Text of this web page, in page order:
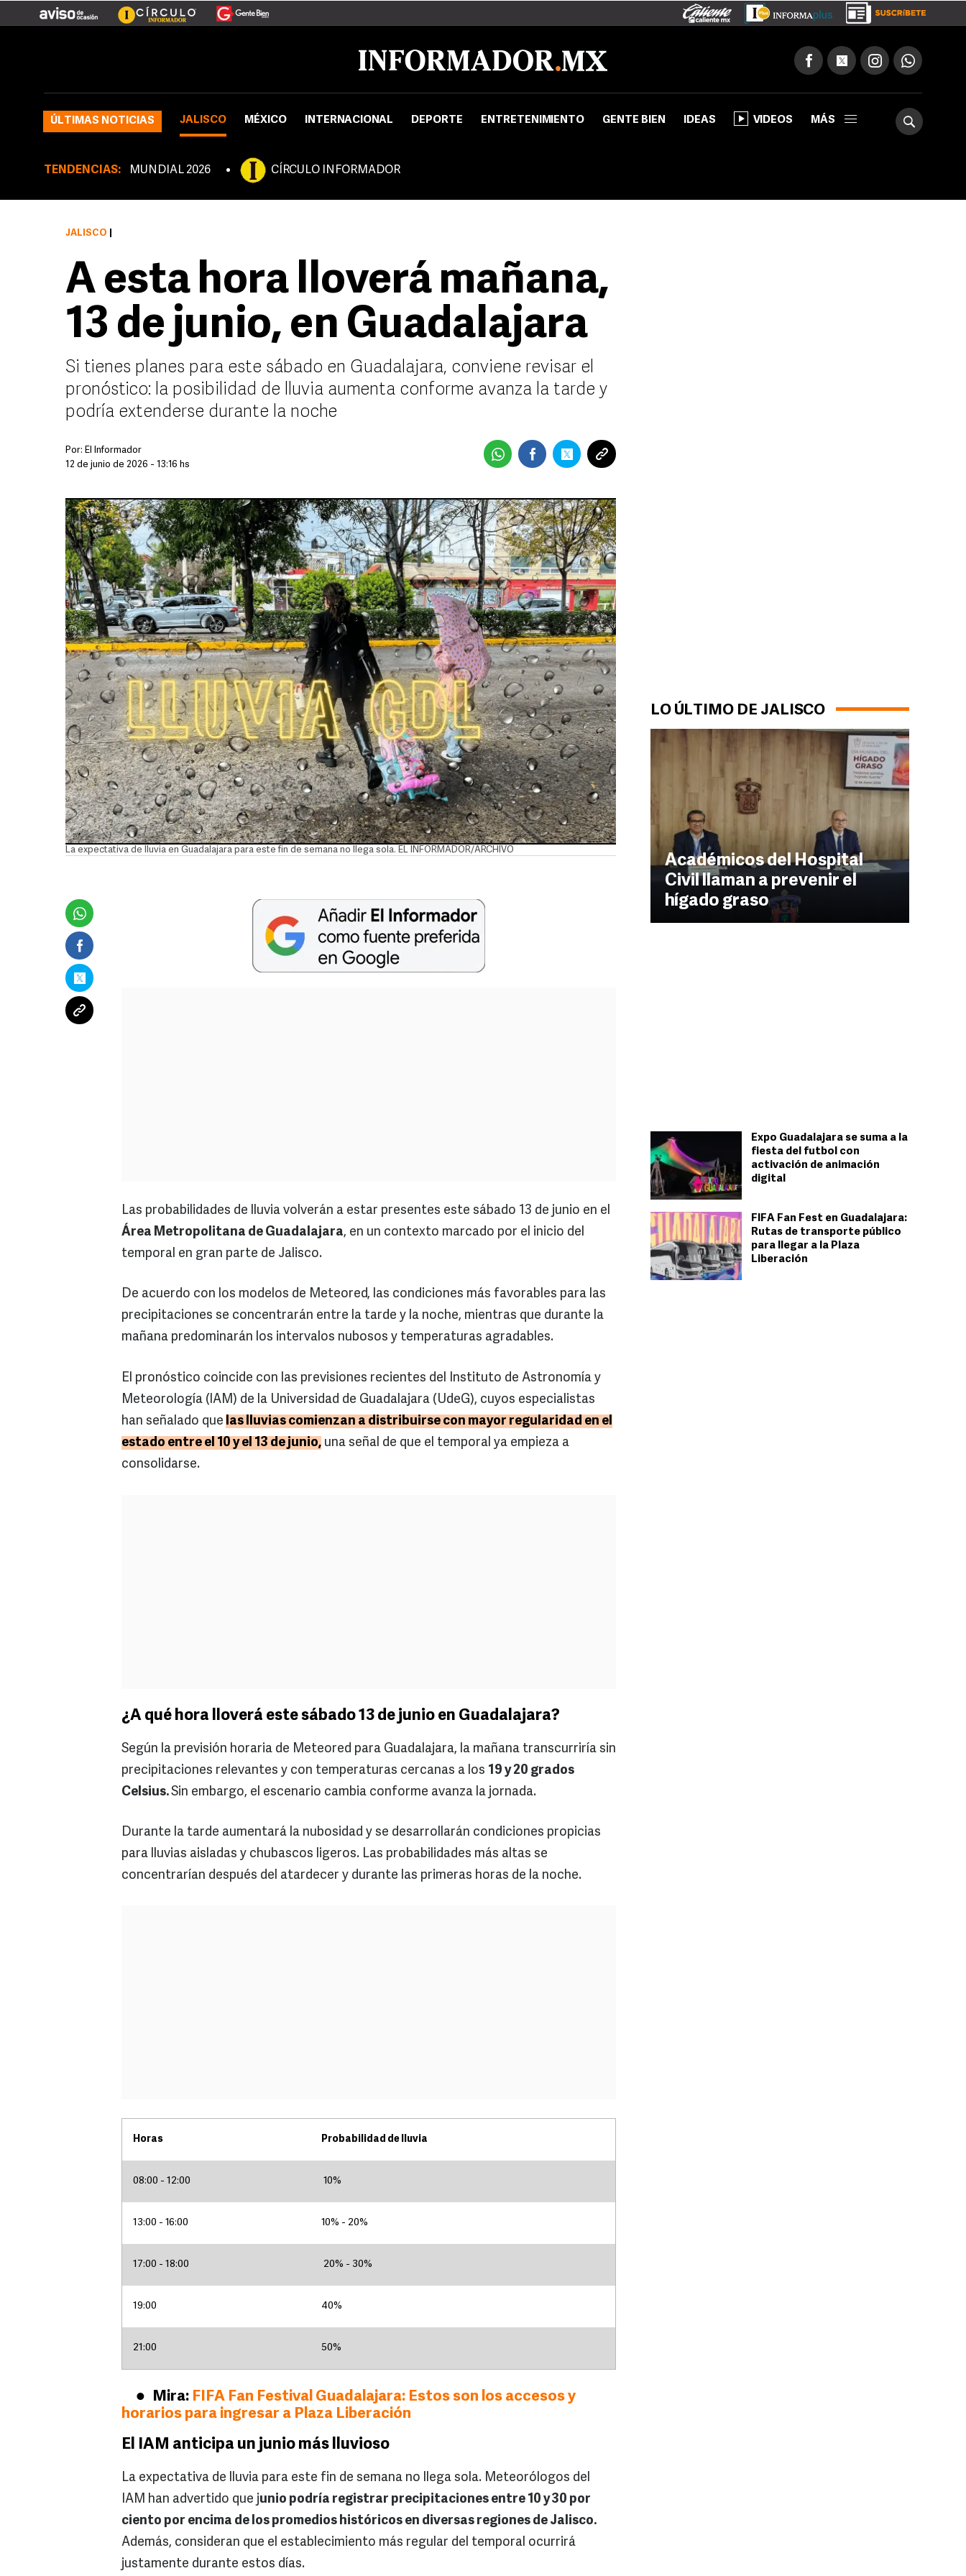
ÚLTIMAS NOTICIAS JALISCO MÉXICO INTERNACIONAL DEPORTE ENTRETENIMIENTO GENTE BIEN IDEAS VIDEOS MÁS
TENDENCIAS: MUNDIAL 2026 CÍRCULO INFORMADOR
LO ÚLTIMO DE JALISCO
Académicos del Hospital
Civil llaman a prevenir el
hígado graso
Expo Guadalajara se suma a la
fiesta del futbol con
activación de animación
digital
FIFA Fan Fest en Guadalajara:
Rutas de transporte público
para llegar a la Plaza
Liberación
JALISCO
A esta hora lloverá mañana,
13 de junio, en Guadalajara
Si tienes planes para este sábado en Guadalajara, conviene revisar el
pronóstico: la posibilidad de lluvia aumenta conforme avanza la tarde y
podría extenderse durante la noche
Por: El Informador
12 de junio de 2026 - 13:16 hs
La expectativa de lluvia en Guadalajara para este fin de semana no llega sola. EL INFORMADOR/ARCHIVO
Las probabilidades de lluvia volverán a estar presentes este sábado 13 de junio en el
Área Metropolitana de Guadalajara, en un contexto marcado por el inicio del
temporal en gran parte de Jalisco.
De acuerdo con los modelos de Meteored, las condiciones más favorables para las
precipitaciones se concentrarán entre la tarde y la noche, mientras que durante la
mañana predominarán los intervalos nubosos y temperaturas agradables.
El pronóstico coincide con las previsiones recientes del Instituto de Astronomía y
Meteorología (IAM) de la Universidad de Guadalajara (UdeG), cuyos especialistas
han señalado que las lluvias comienzan a distribuirse con mayor regularidad en el
estado entre el 10 y el 13 de junio, una señal de que el temporal ya empieza a
consolidarse.
¿A qué hora lloverá este sábado 13 de junio en Guadalajara?
Según la previsión horaria de Meteored para Guadalajara, la mañana transcurriría sin
precipitaciones relevantes y con temperaturas cercanas a los 19 y 20 grados
Celsius.Sin embargo, el escenario cambia conforme avanza la jornada.
Durante la tarde aumentará la nubosidad y se desarrollarán condiciones propicias
para lluvias aisladas y chubascos ligeros. Las probabilidades más altas se
concentrarían después del atardecer y durante las primeras horas de la noche.
Horas Probabilidad de lluvia
08:00 - 12:00 10%
13:00 - 16:00 10% - 20%
17:00 - 18:00 20% - 30%
19:00 40%
21:00 50%
Mira: FIFA Fan Festival Guadalajara: Estos son los accesos y
horarios para ingresar a Plaza Liberación
El IAM anticipa un junio más lluvioso
La expectativa de lluvia para este fin de semana no llega sola. Meteorólogos del
IAM han advertido que junio podría registrar precipitaciones entre 10 y 30 por
ciento por encima de los promedios históricos en diversas regiones de Jalisco.
Además, consideran que el establecimiento más regular del temporal ocurrirá
justamente durante estos días.